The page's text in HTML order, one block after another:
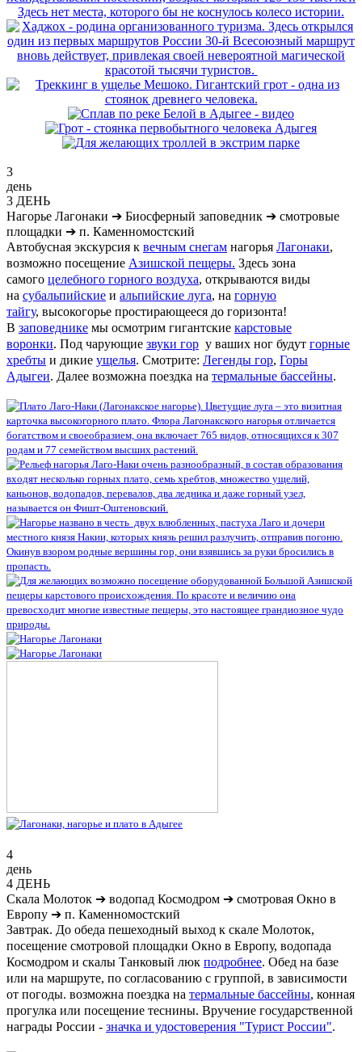
3
день
3 ДЕНЬ
Нагорье Лагонаки ➔ Биосферный заповедник ➔ смотровые
площадки ➔ п. Каменномостский
Автобусная экскурсия к вечным снегам нагорья Лагонаки,
возможно посещение Азишской пещеры. Здесь зона
самого целебного горного воздуха, открываются виды
на субальпийские и альпийские луга, на горную
тайгу, высокогорье простирающееся до горизонта!
В заповеднике мы осмотрим гигантские карстовые
воронки. Под чарующие звуки гор у ваших ног будут горные
хребты и дикие ущелья. Смотрите: Легенды гор, Горы
Адыгеи. Далее возможна поездка на термальные бассейны.
4
день
4 ДЕНЬ
Скала Молоток ➔ водопад Космодром ➔ смотровая Окно в
Европу ➔ п. Каменномостский
Завтрак. До обеда пешеходный выход к скале Молоток,
посещение смотровой площадки Окно в Европу, водопада
Космодром и скалы Танковый люк подробнее. Обед на базе
или на маршруте, по согласованию с группой, в зависимости
от погоды. возможна поездка на термальные бассейны, конная
прогулка или посещение теснины. Вручение государственной
награды России - значка и удостоверения "Турист России".